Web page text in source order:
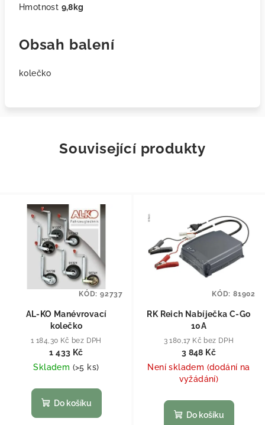
Hmotnost 9,8kg
Obsah balení
kolečko
Související produkty
AL-KO Manévrovací
kolečko
1 184,30 Kč bez DPH
1 433 Kč
Skladem (>5 ks)
Do košíku
KÓD: 92737
RK Reich Nabíječka C-Go
10A
3 180,17 Kč bez DPH
3 848 Kč
Není skladem (dodání na
vyžádání)
Do košíku
KÓD: 81902